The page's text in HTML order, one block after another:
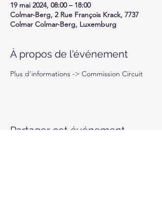
19 mai 2024, 08:00 – 18:00
Colmar-Berg, 2 Rue François Krack, 7737
Colmar Colmar-Berg, Luxemburg
À propos de l'événement
Plus d'informations -> Commission Circuit
Partager cet événement